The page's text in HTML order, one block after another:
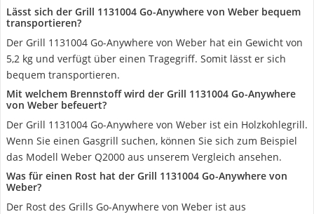
Lässt sich der Grill 1131004 Go-Anywhere von Weber bequem
transportieren?
Der Grill 1131004 Go-Anywhere von Weber hat ein Gewicht von
5,2 kg und verfügt über einen Tragegriff. Somit lässt er sich
bequem transportieren.
Mit welchem Brennstoff wird der Grill 1131004 Go-Anywhere
von Weber befeuert?
Der Grill 1131004 Go-Anywhere von Weber ist ein Holzkohlegrill.
Wenn Sie einen Gasgrill suchen, können Sie sich zum Beispiel
das Modell Weber Q2000 aus unserem Vergleich ansehen.
Was für einen Rost hat der Grill 1131004 Go-Anywhere von
Weber?
Der Rost des Grills Go-Anywhere von Weber ist aus